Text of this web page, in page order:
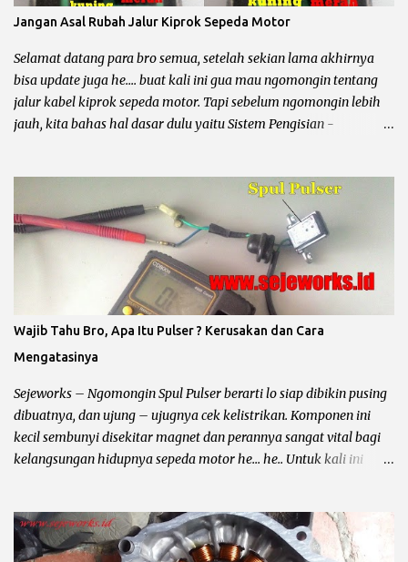
jika motor honda beat mogok dan tidak mengeluarkan percikan
api dari busi, komponen yang harus di cek adalah accu (12,5 volt),
sikring, kunci kontak, saklar standar samping, pulser, CDI, koil
dan busi. Untuk lebih jelasnya gua kasih gambarnya bro.. chek it
dot......
Jangan Asal Rubah Jalur Kiprok Sepeda Motor
Selamat datang para bro semua, setelah sekian lama akhirnya
bisa update juga he.... buat kali ini gua mau ngomongin tentang
jalur kabel kiprok sepeda motor. Tapi sebelum ngomongin lebih
jauh, kita bahas hal dasar dulu yaitu Sistem Pengisian -
tersebut, kalau dua hal dasar tersebut belum paham dan bundet,
jadi ya akan semprawut he... he... Sebenarnya hal ini telah sering
kali kita omongin, tapi berhubung ada sesuatu jadi gua tambah
lagi dengan jalur soketan menuju kiprok sepeda motor. Ok
langsung saja kita ke pokok bahas. Sistem Penerangan dan
Pengisian Sepeda Motor : Pada rangkaian pengisian (arus accu)
dan penerangan (lampu utama) sepeda motor dibagi menjadi
yaitu : Penerangan AC / Arus Bolak – Balik Untuk jenis
penerengan AC hampir diterapkan pada semua sepeda motor
karburator yang mempunyai CC kecil atau dibawah 150cc. Ciri –
Ciri Penerangan...
Wajib Tahu Bro, Apa Itu Pulser ? Kerusakan dan Cara
Mengatasinya
Sejeworks – Ngomongin Spul Pulser berarti lo siap dibikin pusing
dibuatnya, dan ujung – ujugnya cek kelistrikan. Komponen ini
kecil sembunyi disekitar magnet dan perannya sangat vital bagi
kelangsungan hidupnya sepeda motor he... he.. Untuk kali ini
minta di lem biru ?. Biar lebih jelas baca sampai kelar ya bro,
kalau bingung komen aja di tempatnya yusuf dan subscribe ya..